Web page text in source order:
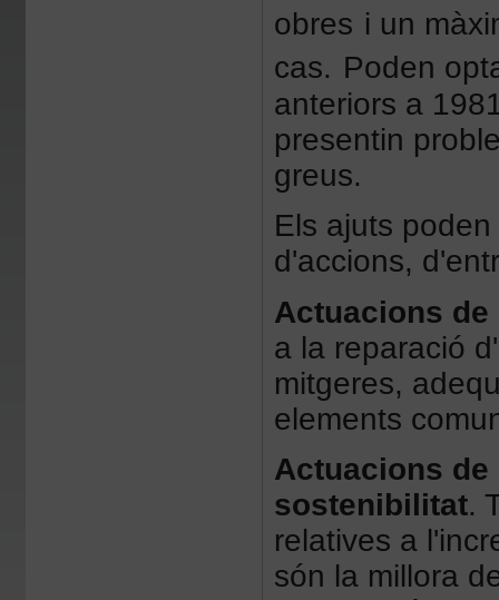
obres i un
cas. Poden
anteriors a
presentin
greus.
Els ajuts
d'accions,
Actuacions
a la reparació
mitgeres,
elements
Actuacions
sostenibilitat.
relatives a
són la millora